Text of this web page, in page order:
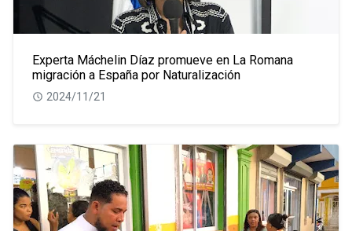
Experta Máchelin Díaz promueve en La Romana
migración a España por Naturalización
2024/11/21